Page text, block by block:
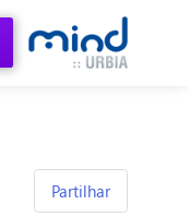
Partilhar